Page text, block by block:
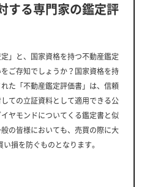
する専門家の鑑定評
」と、国家資格を持つ不動産鑑定
ご存知でしょうか？国家資格を持
た「不動産鑑定評価書」は、信頼
ての立証資料として適用できる公
ヤモンドについてくる鑑定書と似
の皆様においても、売買の際に大
損を防ぐものとなります。